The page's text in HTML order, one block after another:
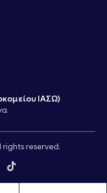
ΙΑΣΩ)
rights reserved.